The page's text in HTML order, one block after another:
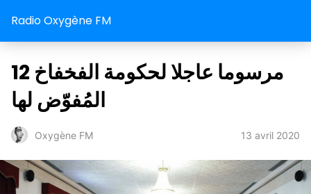
Radio Oxygène FM
12 مرسوما عاجلا لحكومة الفخفاخ
المُفوّض لها
Oxygène FM 13 avril 2020